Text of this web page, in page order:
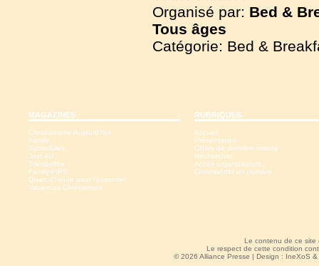
Organisé par: Bed &
Tous âges
Catégorie: Bed &
MAGAZINES
Christianisme Aujourd'hui
Family
SpirituElles
Just 4U
Trampoline
Family-FIPS
Quart d'heure pour l'essentiel
Vacances Chrétiennes
RUBRIQUES
Accueil
Présentation
Offres de dernière minute
Rechercher
Accès organisateurs
Commander un numéro
Le contenu de ce site
Le respect de cette condition
© 2026 Alliance Presse | Design : IneXoS &